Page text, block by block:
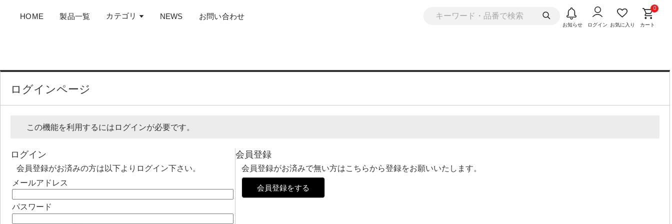
お知らせ ログイン お気に入り
0
カート
HOME 製品一覧 カテゴリ NEWS お問い合わせ
ログインページ
この機能を利用するにはログインが必要です。
ログイン
会員登録がお済みの方は以下よりログイン下さい。
メールアドレス
パスワード
会員登録
会員登録がお済みで無い方はこちらから登録をお願いいたします。
会員登録をする